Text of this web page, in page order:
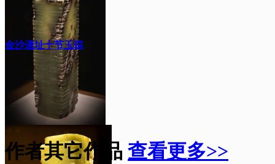
金沙遗址十节玉琮
作者其它作品 查看更多>>